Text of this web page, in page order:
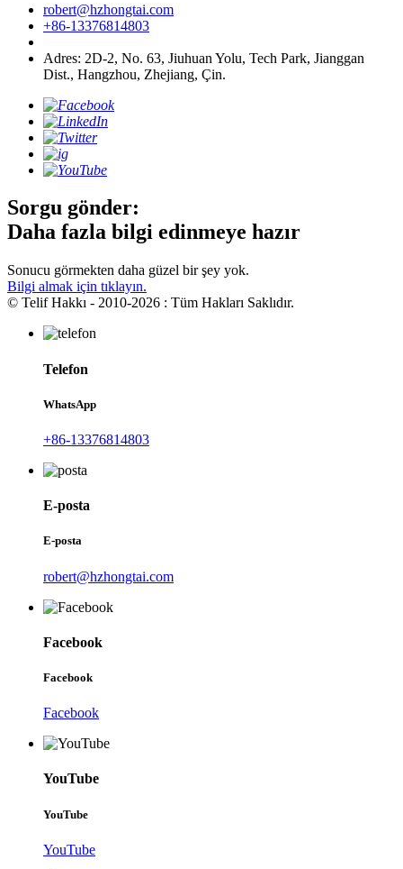
robert@hzhongtai.com
+86-13376814803
Adres: 2D-2, No. 63, Jiuhuan Yolu, Tech Park, Jianggan
Dist., Hangzhou, Zhejiang, Çin.
Sorgu gönder:
Daha fazla bilgi edinmeye hazır
Sonucu görmekten daha güzel bir şey yok.
Bilgi almak için tıklayın.
© Telif Hakkı - 2010-2026 : Tüm Hakları Saklıdır.
Telefon
WhatsApp
+86-13376814803
E-posta
E-posta
robert@hzhongtai.com
Facebook
Facebook
Facebook
YouTube
YouTube
YouTube